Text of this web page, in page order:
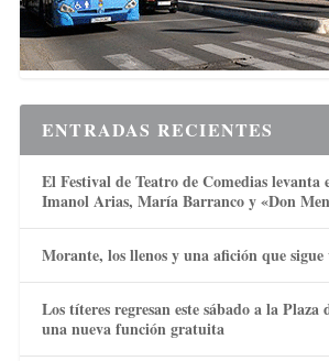
ENTRADAS RECIENTES
El Festival de Teatro de Comedias levanta
Imanol Arias, María Barranco y «Don
Morante, los llenos y una afición que sigue
Los títeres regresan este sábado a la Plaza
una nueva función gratuita